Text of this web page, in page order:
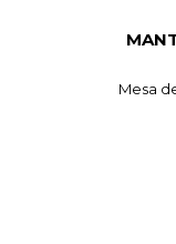
Mesa